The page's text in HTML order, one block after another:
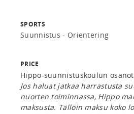
SPORTS
Suunnistus - Orientering
PRICE
Hippo-suunnistuskoulun
Jos haluat jatkaa harrastusta
nuorten toiminnassa, Hippo
maksusta. Tällöin maksu koko